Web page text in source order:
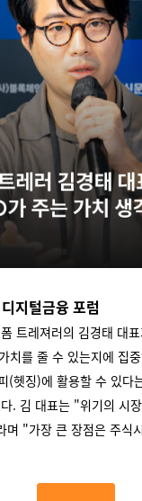
지털금융 포럼
트레져러의 김경태 대
치를 줄 수 있는지에 집
(헷징)에 활용할 수 있다
. 김 대표는 "위기의 시
며 "가장 큰 장점은 주식